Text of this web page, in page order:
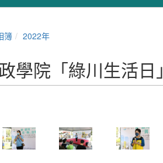
簿 2022年
學院「綠川生活日」